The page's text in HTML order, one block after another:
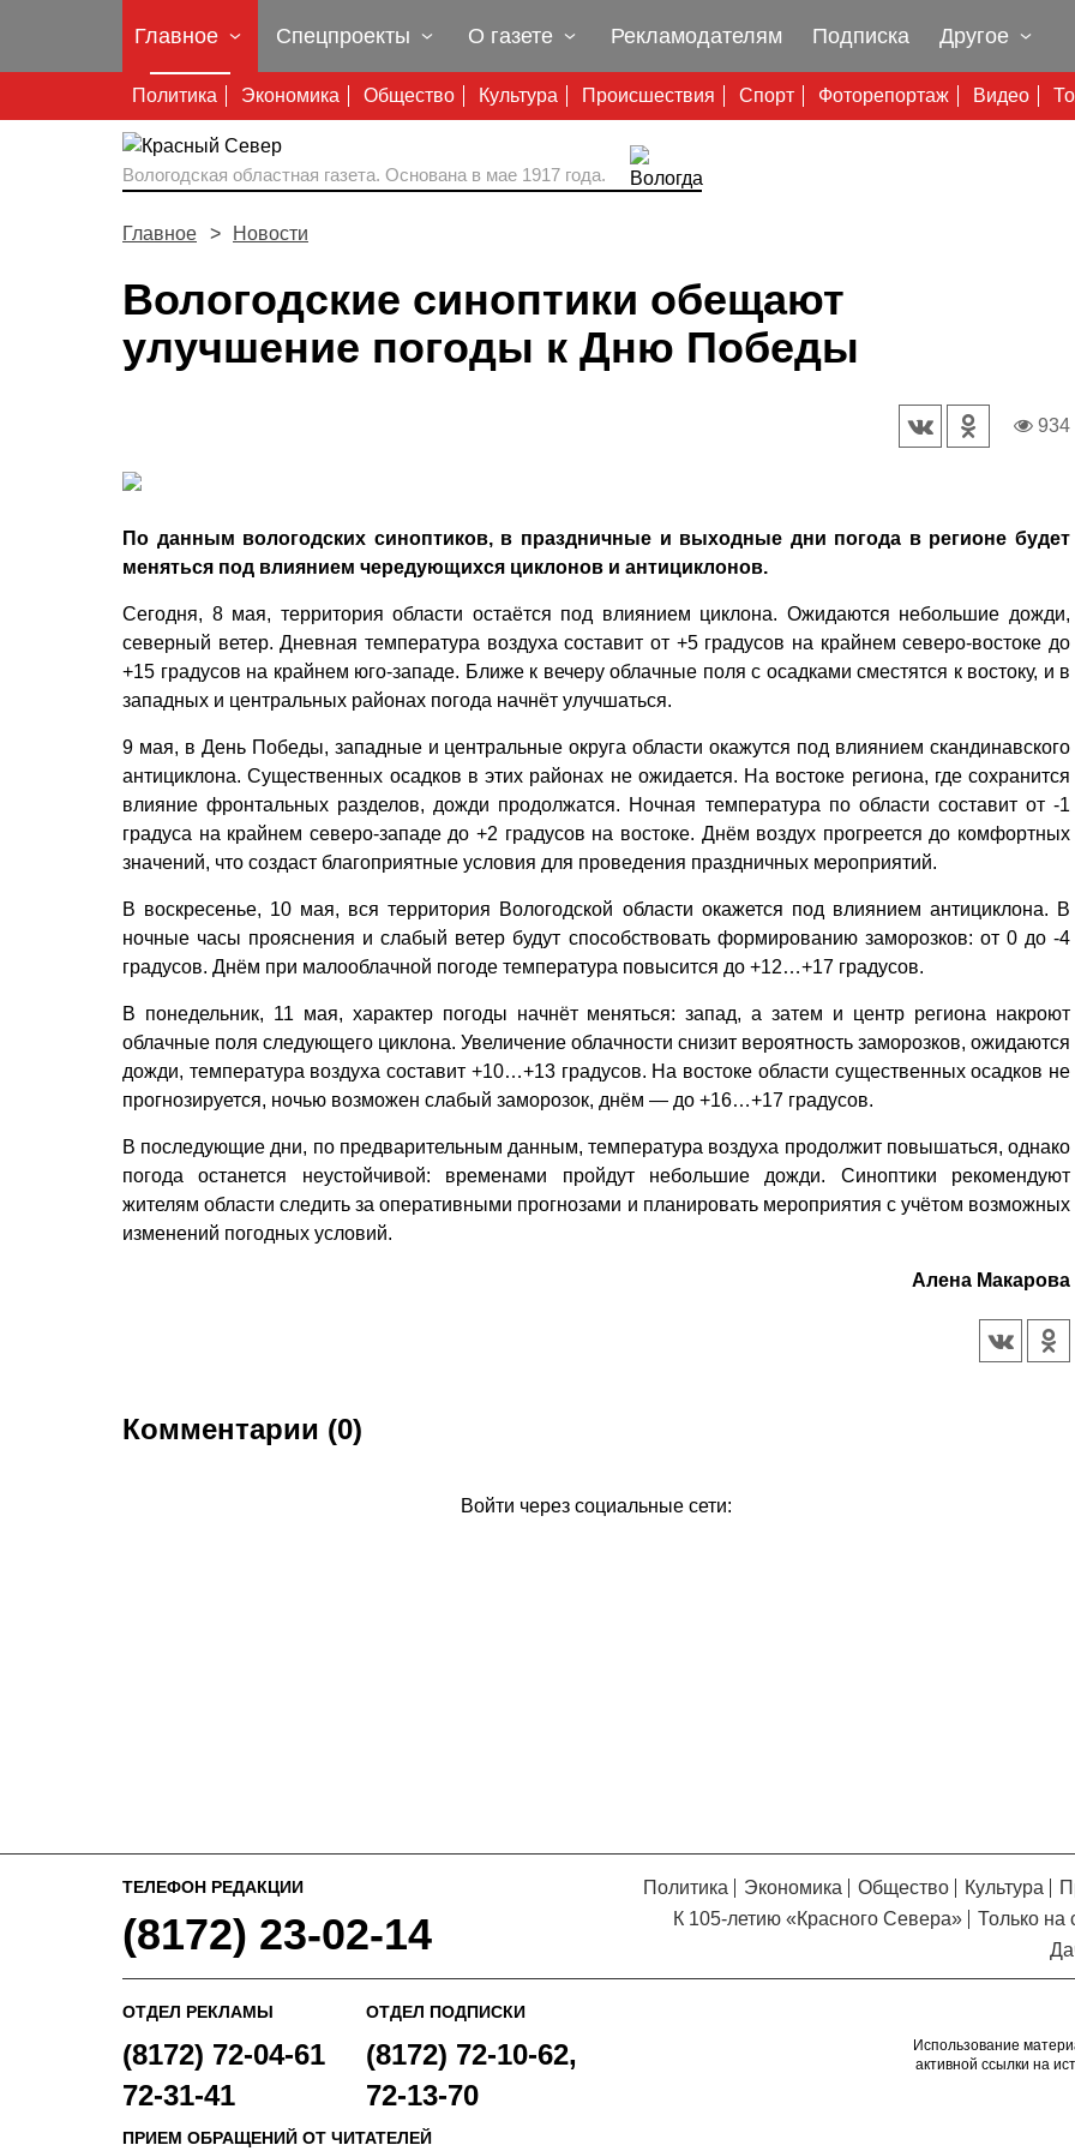
Главное
Политика Экономика Общество Культура Происшествия Спорт Фоторепортаж Видео
Спецпроекты О газете Рекламодателям Подписка Другое
Вологодская областная газета. Основана в мае 1917 года.
Главное Новости
Вологодские синоптики обещают
улучшение погоды к Дню Победы
934
По данным вологодских синоптиков, в праздничные и выходные дни погода в регионе будет
меняться под влиянием чередующихся циклонов и антициклонов.
Сегодня, 8 мая, территория области остаётся под влиянием циклона. Ожидаются небольшие дожди,
северный ветер. Дневная температура воздуха составит от +5 градусов на крайнем северо-востоке до
+15 градусов на крайнем юго-западе. Ближе к вечеру облачные поля с осадками сместятся к востоку, и в
западных и центральных районах погода начнёт улучшаться.
9 мая, в День Победы, западные и центральные округа области окажутся под влиянием скандинавского
антициклона. Существенных осадков в этих районах не ожидается. На востоке региона, где сохранится
влияние фронтальных разделов, дожди продолжатся. Ночная температура по области составит от -1
градуса на крайнем северо-западе до +2 градусов на востоке. Днём воздух прогреется до комфортных
значений, что создаст благоприятные условия для проведения праздничных мероприятий.
В воскресенье, 10 мая, вся территория Вологодской области окажется под влиянием антициклона. В
ночные часы прояснения и слабый ветер будут способствовать формированию заморозков: от 0 до -4
градусов. Днём при малооблачной погоде температура повысится до +12…+17 градусов.
В понедельник, 11 мая, характер погоды начнёт меняться: запад, а затем и центр региона накроют
облачные поля следующего циклона. Увеличение облачности снизит вероятность заморозков, ожидаются
дожди, температура воздуха составит +10…+13 градусов. На востоке области существенных осадков не
прогнозируется, ночью возможен слабый заморозок, днём — до +16…+17 градусов.
В последующие дни, по предварительным данным, температура воздуха продолжит повышаться, однако
погода останется неустойчивой: временами пройдут небольшие дожди. Синоптики рекомендуют
жителям области следить за оперативными прогнозами и планировать мероприятия с учётом возможных
изменений погодных условий.
Алена Макарова
Комментарии (0)
Войти через социальные сети:
ТЕЛЕФОН РЕДАКЦИИ
(8172) 23-02-14
Политика Экономика Общество Культура
К 105-летию «Красного Севера»
Только на
ОТДЕЛ РЕКЛАМЫ
(8172) 72-04-61
72-31-41
ОТДЕЛ ПОДПИСКИ
(8172) 72-10-62,
72-13-70
ПРИЕМ ОБРАЩЕНИЙ ОТ ЧИТАТЕЛЕЙ
Использование
активной ссылки на